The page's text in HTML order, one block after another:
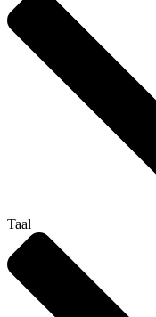
Taal